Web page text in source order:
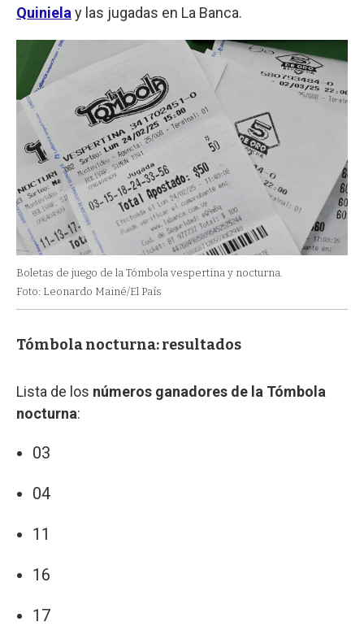
Quiniela y las jugadas en La Banca.
Boletas de juego de la Tómbola vespertina y nocturna.
Foto: Leonardo Mainé/El País
Tómbola nocturna: resultados
Lista de los números ganadores de la Tómbola
nocturna:
03
04
11
16
17